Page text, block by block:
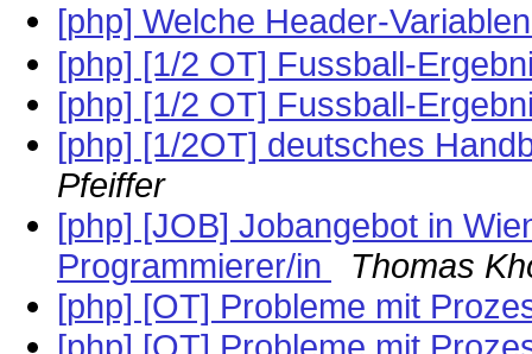
[php] Welche Header-
[php] [1/2 OT] Fussball-
[php] [1/2 OT] Fussball-
[php] [1/2OT] deutsches
Pfeiffer
[php] [JOB] Jobangebot in
Programmierer/in
Thomas
[php] [OT] Probleme mit